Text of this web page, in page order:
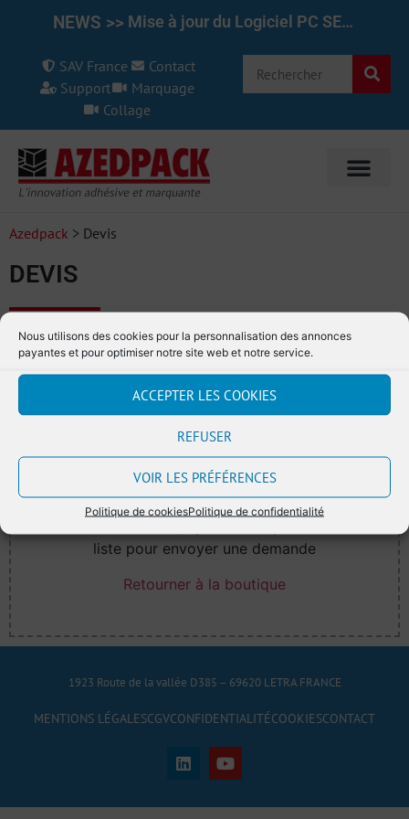
Nous utilisons des cookies pour la personnalisation des annonces
payantes et pour optimiser notre site web et notre service.
ACCEPTER LES COOKIES
REFUSER
VOIR LES PRÉFÉRENCES
Politique de cookiesPolitique de confidentialité
NEWS >> Mise à jour du Logiciel PC SET pour le REINER 1025/970 7.50
SAV France
Contact
Support
Marquage
Collage
Azedpack > Devis
DEVIS
liste pour envoyer une demande
Retourner à la boutique
1923 Route de la vallée D385 – 69620 LETRA FRANCE
MENTIONS LÉGALESCGVCONFIDENTIALITÉCOOKIESCONTACT